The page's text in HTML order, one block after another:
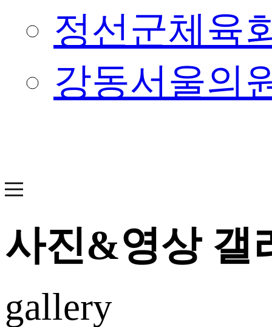
정선군체육
강동서울의
사진&영상 갤
gallery